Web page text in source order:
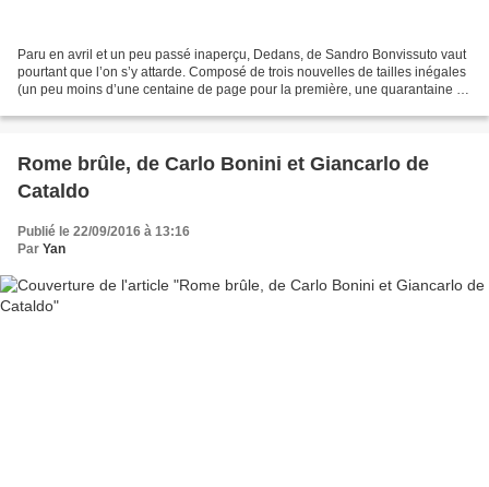
Paru en avril et un peu passé inaperçu, Dedans, de Sandro Bonvissuto vaut
pourtant que l’on s’y attarde. Composé de trois nouvelles de tailles inégales
(un peu moins d’une centaine de page pour la première, une quarantaine et
Rome brûle, de Carlo Bonini et Giancarlo de
Cataldo
Publié le 22/09/2016 à 13:16
Par Yan